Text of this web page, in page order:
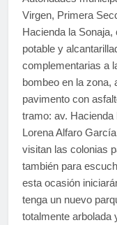
Virgen, Primera
Hacienda la
potable y
complementarias a
bombeo en la zona,
pavimento con
tramo: av.
Lorena Alfaro
visitan las colonias
también para
esta ocasión
tenga un nuevo
totalmente arbolada